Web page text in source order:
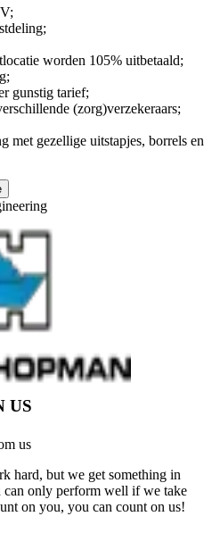
worden 105% uitbetaald;
gunstig tarief;
(zorg)verzekeraars;
met gezellige uitstapjes, borrels en
US
us
hard, but we get something in
can only perform well if we take
on you, you can count on us!